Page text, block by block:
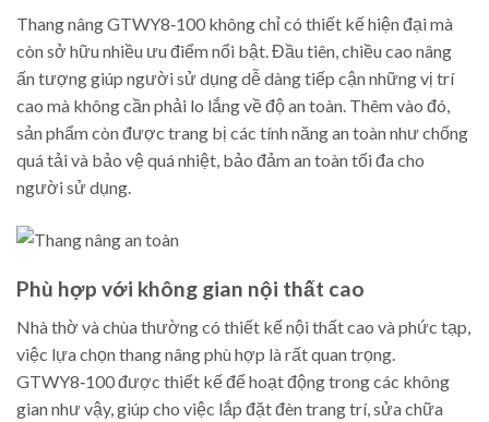
Thang nâng GTWY8‑100 không chỉ có thiết kế hiện đại mà
còn sở hữu nhiều ưu điểm nổi bật. Đầu tiên, chiều cao nâng
ấn tượng giúp người sử dụng dễ dàng tiếp cận những vị trí
cao mà không cần phải lo lắng về độ an toàn. Thêm vào đó,
sản phẩm còn được trang bị các tính năng an toàn như chống
quá tải và bảo vệ quá nhiệt, bảo đảm an toàn tối đa cho
người sử dụng.
Phù hợp với không gian nội thất cao
Nhà thờ và chùa thường có thiết kế nội thất cao và phức tạp,
việc lựa chọn thang nâng phù hợp là rất quan trọng.
GTWY8‑100 được thiết kế để hoạt động trong các không
gian như vậy, giúp cho việc lắp đặt đèn trang trí, sửa chữa